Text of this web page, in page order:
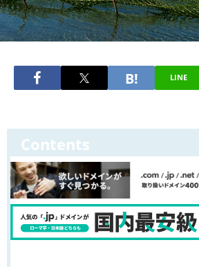
LINE
Contents